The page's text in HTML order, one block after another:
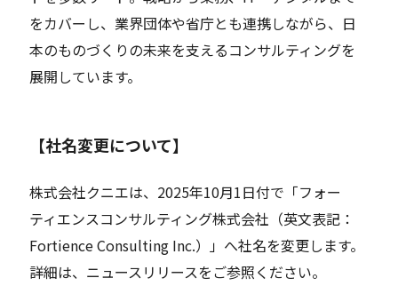
をカバーし、業界団体や省庁とも連携しながら、日
本のものづくりの未来を支えるコンサルティングを
展開しています。
【社名変更について】
株式会社クニエは、2025年10月1日付で「フォー
ティエンスコンサルティング株式会社（英文表記：
Fortience Consulting Inc.）」へ社名を変更します。
詳細は、ニュースリリースをご参照ください。